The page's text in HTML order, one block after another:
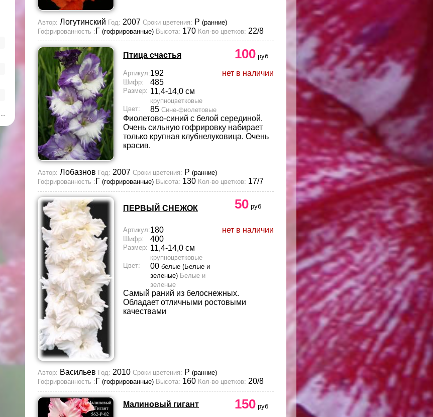
Автор: Логутинский Год: 2007 Сроки цветения: Р (ранние)
Гофрированность : Г (гофрированные) Высота: 170 Кол-во цветков: 22/8
Птица счастья 100 руб
нет в наличии
Артикул:192
Шифр: 485
Размер: 11,4-14,0 см
крупноцветковые
Цвет:
85 Сине-фиолетовые
Фиолетово-синий с белой серединой.
Очень сильную гофрировку набирает
только крупная клубнелуковица. Очень
красив.
Автор: Лобазнов Год: 2007 Сроки цветения: Р (ранние)
Гофрированность : Г (гофрированные) Высота: 130 Кол-во цветков: 17/7
ПЕРВЫЙ СНЕЖОК 50 руб
нет в наличии
Артикул:180
Шифр: 400
Размер: 11,4-14,0 см
крупноцветковые
Цвет:
00 белые (Белые и
зеленые) Белые и
зеленые
Самый раний из белоснежных.
Обладает отличными ростовыми
качествами
Автор: Васильев Год: 2010 Сроки цветения: Р (ранние)
Гофрированность : Г (гофрированные) Высота: 160 Кол-во цветков: 20/8
Малиновый гигант 150 руб